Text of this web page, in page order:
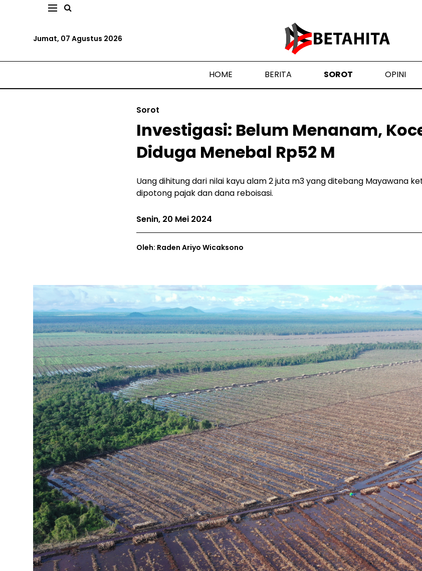
Jumat, 07 Agustus 2026
HOME BERITA SOROT OPINI
Sorot
Investigasi: Belum Menanam,
Diduga Menebal Rp52 M
Uang dihitung dari nilai kayu alam 2 juta m3 yang ditebang Mayawana
dipotong pajak dan dana reboisasi.
Senin, 20 Mei 2024
Oleh: Raden Ariyo Wicaksono